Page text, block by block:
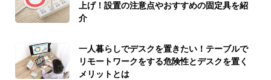
上げ！設置の注意点やおすすめの固定具を紹
介
一人暮らしでデスクを置きたい！テーブルで
リモートワークをする危険性とデスクを置く
メリットとは